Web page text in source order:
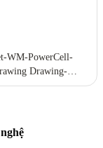
WM-PowerCell-
Drawing-